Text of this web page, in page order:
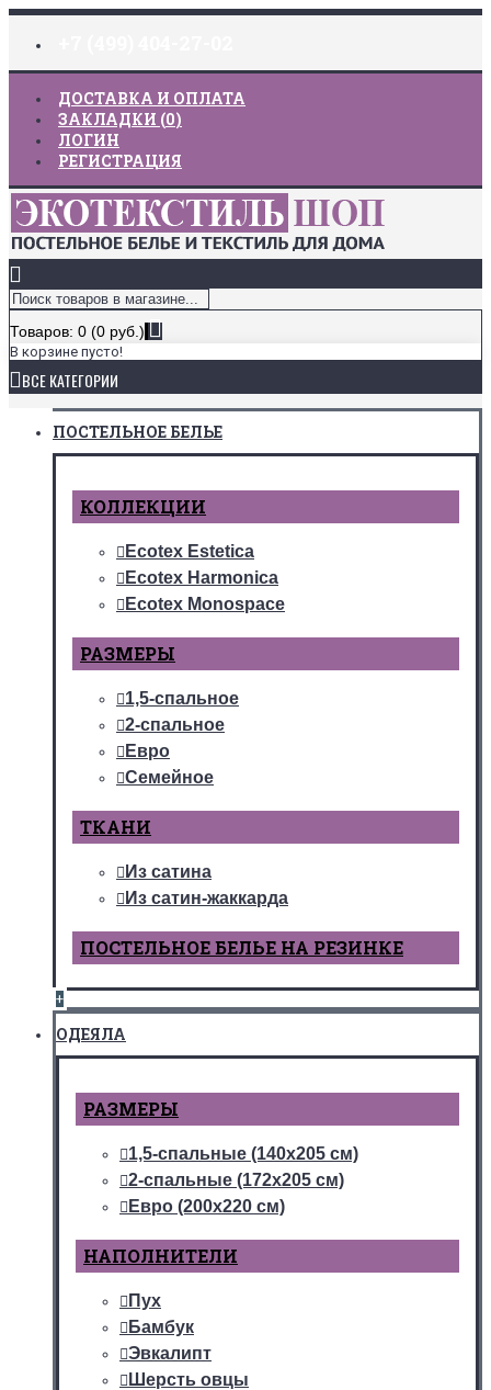
ДОСТАВКА И ОПЛАТА
ЗАКЛАДКИ (0)
ЛОГИН
РЕГИСТРАЦИЯ
Товаров: 0 (0 руб.)
В корзине пусто!
ВСЕ КАТЕГОРИИ
ПОСТЕЛЬНОЕ БЕЛЬЕ
КОЛЛЕКЦИИ
Ecotex Estetica
Ecotex Harmonica
Ecotex Monospace
РАЗМЕРЫ
1,5-спальное
2-спальное
Евро
Семейное
ТКАНИ
Из сатина
Из сатин-жаккарда
ПОСТЕЛЬНОЕ БЕЛЬЕ НА РЕЗИНКЕ
+
ОДЕЯЛА
РАЗМЕРЫ
1,5-спальные (140х205 см)
2-спальные (172х205 см)
Евро (200х220 см)
НАПОЛНИТЕЛИ
Пух
Бамбук
Эвкалипт
Шерсть овцы